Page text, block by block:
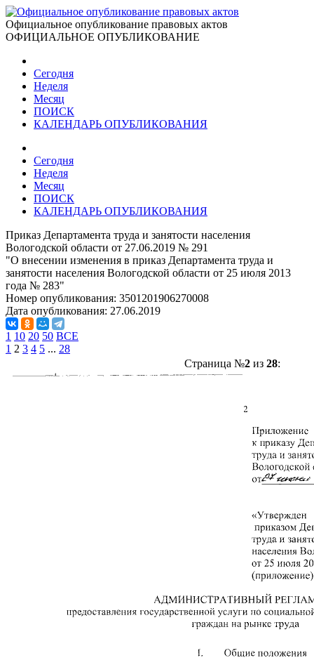
Официальное опубликование правовых актов
ОФИЦИАЛЬНОЕ ОПУБЛИКОВАНИЕ
Сегодня
Неделя
Месяц
ПОИСК
КАЛЕНДАРЬ ОПУБЛИКОВАНИЯ
Сегодня
Неделя
Месяц
ПОИСК
КАЛЕНДАРЬ ОПУБЛИКОВАНИЯ
Приказ Департамента труда и занятости населения
Вологодской области от 27.06.2019 № 291
"О внесении изменения в приказ Департамента труда и
занятости населения Вологодской области от 25 июля 2013
года № 283"
Номер опубликования: 3501201906270008
Дата опубликования: 27.06.2019
1 10 20 50 ВСЕ
1 2 3 4 5 ... 28
Страница №2из 28: